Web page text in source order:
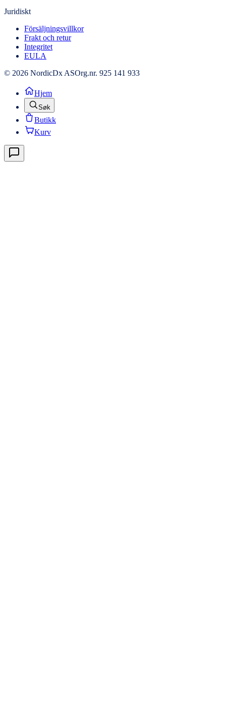
Juridiskt
Försäljningsvillkor
Frakt och retur
Integritet
EULA
© 2026 NordicDx ASOrg.nr. 925 141 933
Hjem
Søk
Butikk
Kurv